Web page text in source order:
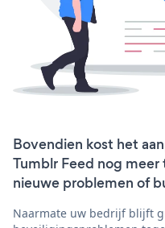
Bovendien kost het
Tumblr Feed nog
nieuwe problemen of
Naarmate uw bedrijf blijft